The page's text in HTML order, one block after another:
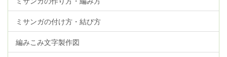
ミサンガの付け方・結び方
編みこみ文字製作図